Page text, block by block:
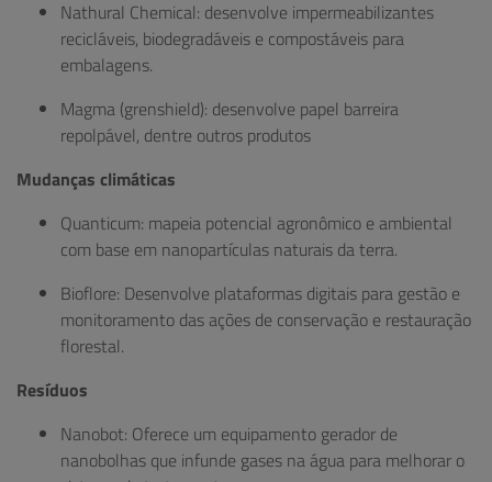
Nathural Chemical: desenvolve impermeabilizantes
recicláveis, biodegradáveis e compostáveis para
embalagens.
Magma (grenshield): desenvolve papel barreira
repolpável, dentre outros produtos
Mudanças climáticas
Quanticum: mapeia potencial agronômico e ambiental
com base em nanopartículas naturais da terra.
Bioflore: Desenvolve plataformas digitais para gestão e
monitoramento das ações de conservação e restauração
florestal.
Resíduos
Nanobot: Oferece um equipamento gerador de
nanobolhas que infunde gases na água para melhorar o